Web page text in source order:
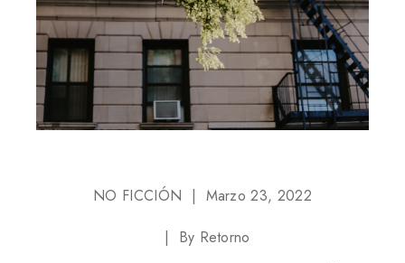
NO FICCIÓN
Marzo 23, 2022
By Retorno